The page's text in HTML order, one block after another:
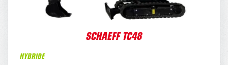
SCHAEFF TC48
HYBRIDE